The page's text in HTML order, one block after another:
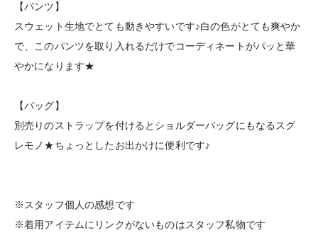
【パンツ】
スウェット生地でとても動きやすいです♪白の色がとても爽やか
で、このパンツを取り入れるだけでコーディネートがパッと華
やかになります★
【バッグ】
別売りのストラップを付けるとショルダーバッグにもなるスグ
レモノ★ちょっとしたお出かけに便利です♪
※スタッフ個人の感想です
※着用アイテムにリンクがないものはスタッフ私物です